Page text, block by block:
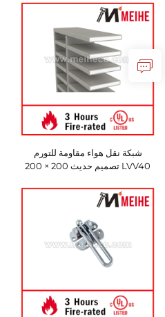
خيارات لليد اليسرى/اليمنى للشقق
شبكة نقل هواء مقاومة للتورم
LVV40 تصميم حديث 200 × 200